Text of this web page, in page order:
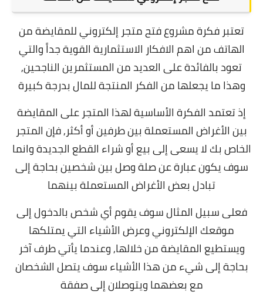
تعتبر فكرة مشروع فتح متجر إلكتروني للمقايضة من
الهاتف من اهم الافكار الاستثمارية القوية جداً والتي
تعود بالفائدة على العديد من المستثمرين الناجحين,
وهذا ما يجعلها من الفكر المنتجة للمال بدرجة كبيرة
إذ تعتمد الفكرة الأساسية لهذا المتجر على المقايضة
بين الأغراض المستعملة بين طرفين أو أكثر, فإن المتجر
الخاص بك لا يسعى إلى بيع أو شراء القطع الجديدة وانما
سوف يكون عبارة عن صلة وصل بين شخصين بحاجة إلى
تبادل بعض الأغراض المستعملة بينهما
فعلى سبيل المثال سوف يقوم أي شخص بالدخول إلى
موقعك الإلكتروني وعرض الأشياء التي يمتلكها
ويستطيع المقايضة من خلالها, وعندما يأتي طرف آخر
بحاجة إلى شيء من هذا الأشياء سوف يتصل الشخصان
مع بعضهما ويتوصلان إلى صفقة